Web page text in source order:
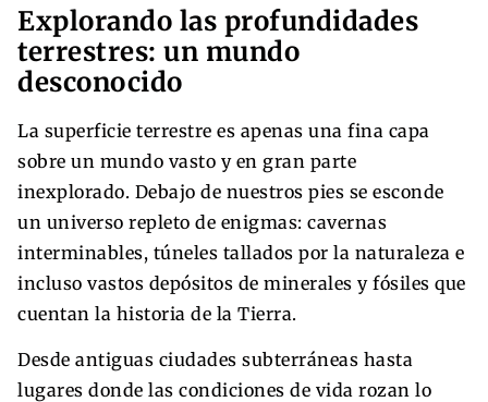
Explorando las profundidades
terrestres: un mundo
desconocido
La superficie terrestre es apenas una fina capa
sobre un mundo vasto y en gran parte
inexplorado. Debajo de nuestros pies se esconde
un universo repleto de enigmas: cavernas
interminables, túneles tallados por la naturaleza e
incluso vastos depósitos de minerales y fósiles que
cuentan la historia de la Tierra.
Desde antiguas ciudades subterráneas hasta
lugares donde las condiciones de vida rozan lo